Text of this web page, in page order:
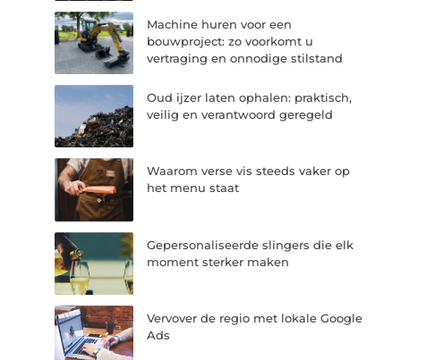
Machine huren voor een
bouwproject: zo voorkomt u
vertraging en onnodige stilstand
Oud ijzer laten ophalen: praktisch,
veilig en verantwoord geregeld
Waarom verse vis steeds vaker op
het menu staat
Gepersonaliseerde slingers die elk
moment sterker maken
Vervover de regio met lokale Google
Ads